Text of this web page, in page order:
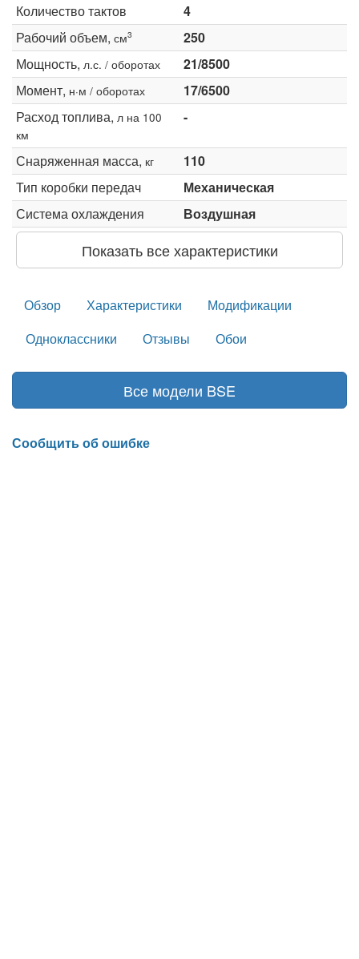
Количество тактов
4
Рабочий объем, см3
250
Мощность, л.с. / оборотах
21/8500
Момент, н·м / оборотах
17/6500
Расход топлива, л на 100
км
-
Снаряженная масса, кг
110
Тип коробки передач
Механическая
Система охлаждения
Воздушная
Показать все характеристики
Обзор Характеристики
Модификации
Одноклассники
Отзывы Обои
Все модели BSE
Сообщить об ошибке